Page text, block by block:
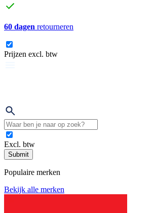
60 dagen retourneren
Prijzen excl. btw
Excl. btw
Submit
Populaire merken
Bekijk alle merken